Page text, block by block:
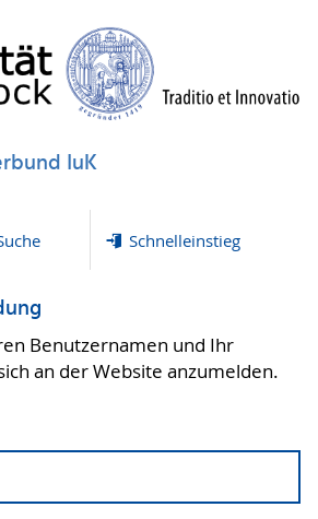
IuK
Schnelleinstieg
Benutzernamen und Ihr
an der Website anzumelden.